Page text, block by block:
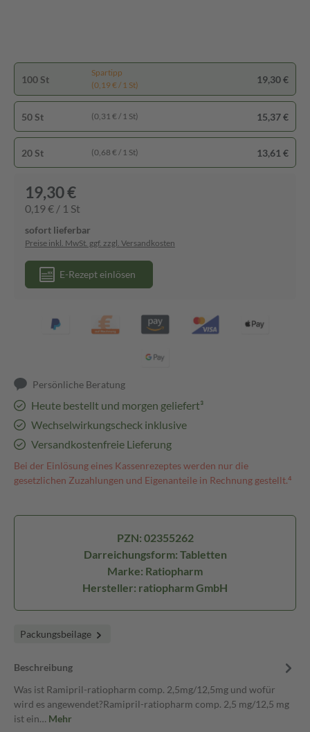
100 St
Spartipp
(0,19 € / 1 St)
19,30 €
50 St (0,31 € / 1 St) 15,37 €
20 St (0,68 € / 1 St) 13,61 €
19,30 €
0,19 € / 1 St
sofort lieferbar
Preise inkl. MwSt. ggf. zzgl. Versandkosten
E-Rezept einlösen
Persönliche Beratung
Heute bestellt und morgen geliefert³
Wechselwirkungscheck inklusive
Versandkostenfreie Lieferung
Bei der Einlösung eines Kassenrezeptes werden nur die
gesetzlichen Zuzahlungen und Eigenanteile in Rechnung gestellt.⁴
PZN: 02355262
Darreichungsform: Tabletten
Marke: Ratiopharm
Hersteller: ratiopharm GmbH
Packungsbeilage
Beschreibung
Was ist Ramipril-ratiopharm comp. 2,5mg/12,5mg und wofür
wird es angewendet?Ramipril-ratiopharm comp. 2,5 mg/12,5 mg
ist ein… Mehr